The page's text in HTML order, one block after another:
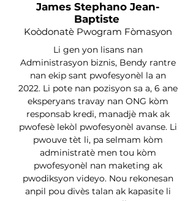
James Stephano Jean-
Baptiste
Koòdonatè Pwogram Fòmasyon
Li gen yon lisans nan
Administrasyon biznis, Bendy rantre
nan ekip sant pwofesyonèl la an
2022. Li pote nan pozisyon sa a, 6 ane
eksperyans travay nan ONG kòm
responsab kredi, manadjè mak ak
pwofesè lekòl pwofesyonèl avanse. Li
pwouve tèt li, pa selmam kòm
administratè men tou kòm
pwofesyonèl nan maketing ak
pwodiksyon videyo. Nou rekonesan
anpil pou divès talan ak kapasite li